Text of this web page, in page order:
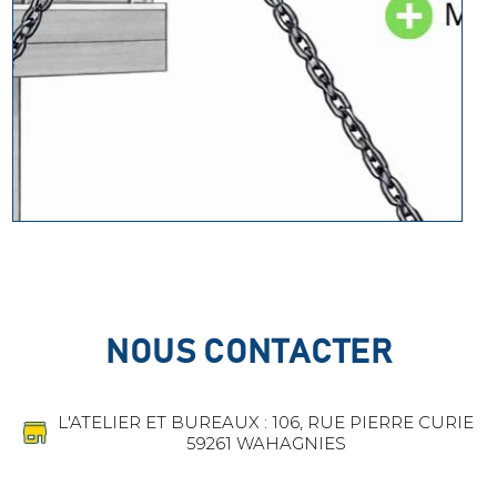
NOUS CONTACTER
L'ATELIER ET BUREAUX : 106, RUE PIERRE CURIE
59261 WAHAGNIES